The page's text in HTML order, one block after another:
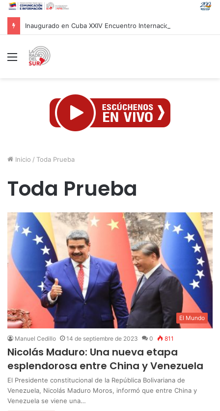
Menú
Inicio / Toda Prueba
Toda Prueba
El Mundo
Manuel Cedillo 14 de septiembre de 2023 0 811
Nicolás Maduro: Una nueva etapa
esplendorosa entre China y Venezuela
El Presidente constitucional de la República Bolivariana de
Venezuela, Nicolás Maduro Moros, informó que entre China y
Venezuela se viene una…